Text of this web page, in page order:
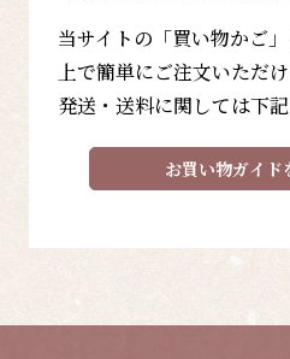
当サイトの「買い物かご
上で簡単にご注文いただ
発送・送料に関しては下
お買い物ガイド